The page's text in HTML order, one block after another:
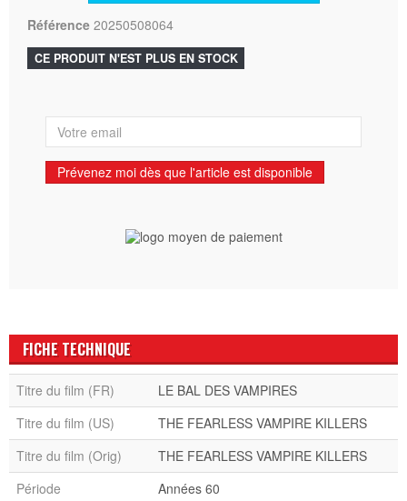
Référence 20250508064
CE PRODUIT N'EST PLUS EN STOCK
Prévenez moi dès que l'article est disponible
FICHE TECHNIQUE
Titre du film (FR)
LE BAL DES VAMPIRES
Titre du film (US)
THE FEARLESS VAMPIRE KILLERS
Titre du film (Orig)
THE FEARLESS VAMPIRE KILLERS
Période
Années 60